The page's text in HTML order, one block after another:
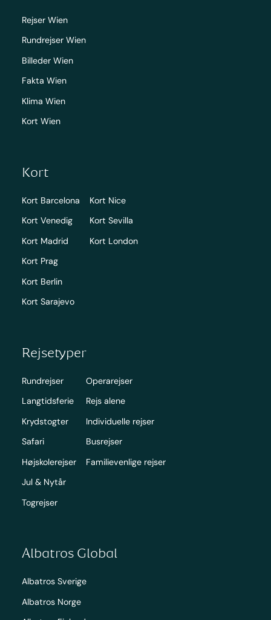
Rejser Wien
Rundrejser Wien
Billeder Wien
Fakta Wien
Klima Wien
Kort Wien
Kort
Kort Barcelona
Kort Venedig
Kort Madrid
Kort Prag
Kort Berlin
Kort Sarajevo
Kort Nice
Kort Sevilla
Kort London
Rejsetyper
Rundrejser
Langtidsferie
Krydstogter
Safari
Højskolerejser
Jul & Nytår
Togrejser
Operarejser
Rejs alene
Individuelle rejser
Busrejser
Familievenlige rejser
Albatros Global
Albatros Sverige
Albatros Norge